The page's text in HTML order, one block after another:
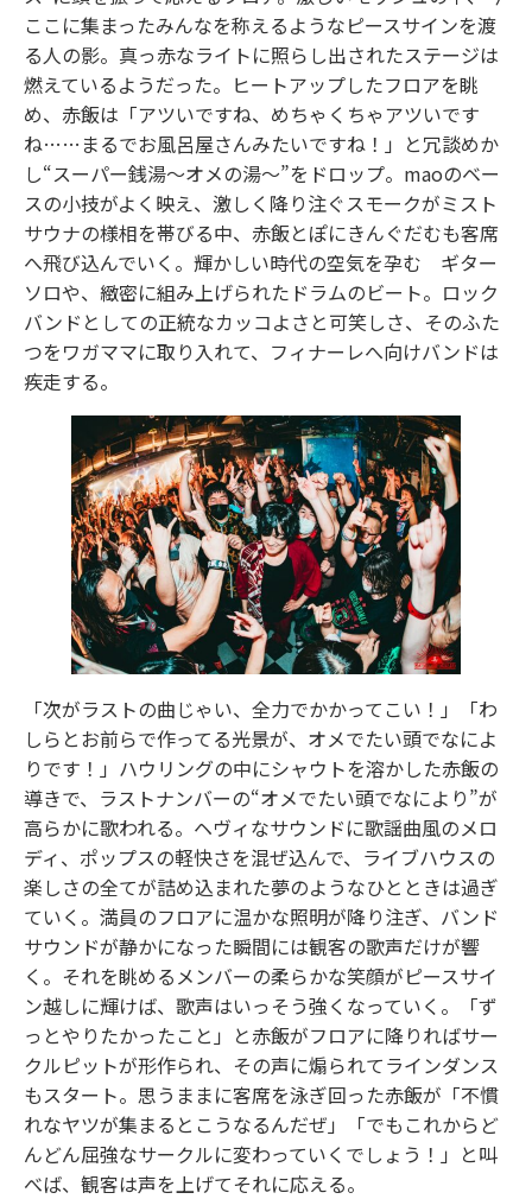
ここに集まったみんなを称えるようなピースサインを渡
る人の影。真っ赤なライトに照らし出されたステージは
燃えているようだった。ヒートアップしたフロアを眺
め、赤飯は「アツいですね、めちゃくちゃアツいです
ね……まるでお風呂屋さんみたいですね！」と冗談めか
し“スーパー銭湯～オメの湯～”をドロップ。maoのベー
スの小技がよく映え、激しく降り注ぐスモークがミスト
サウナの様相を帯びる中、赤飯とぽにきんぐだむも客席
へ飛び込んでいく。輝かしい時代の空気を孕む ギター
ソロや、緻密に組み上げられたドラムのビート。ロック
バンドとしての正統なカッコよさと可笑しさ、そのふた
つをワガママに取り入れて、フィナーレへ向けバンドは
疾走する。
「次がラストの曲じゃい、全力でかかってこい！」「わ
しらとお前らで作ってる光景が、オメでたい頭でなによ
りです！」ハウリングの中にシャウトを溶かした赤飯の
導きで、ラストナンバーの“オメでたい頭でなにより”が
高らかに歌われる。ヘヴィなサウンドに歌謡曲風のメロ
ディ、ポップスの軽快さを混ぜ込んで、ライブハウスの
楽しさの全てが詰め込まれた夢のようなひとときは過ぎ
ていく。満員のフロアに温かな照明が降り注ぎ、バンド
サウンドが静かになった瞬間には観客の歌声だけが響
く。それを眺めるメンバーの柔らかな笑顔がピースサイ
ン越しに輝けば、歌声はいっそう強くなっていく。「ず
っとやりたかったこと」と赤飯がフロアに降りればサー
クルピットが形作られ、その声に煽られてラインダンス
もスタート。思うままに客席を泳ぎ回った赤飯が「不慣
れなヤツが集まるとこうなるんだぜ」「でもこれからど
んどん屈強なサークルに変わっていくでしょう！」と叫
べば、観客は声を上げてそれに応える。